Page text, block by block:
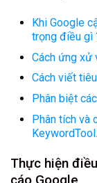
Khi Google
trọng điều gì
Cách ứng xử
Cách viết
Phân biệt
Phân tích và
Thực hiện
cáo Google